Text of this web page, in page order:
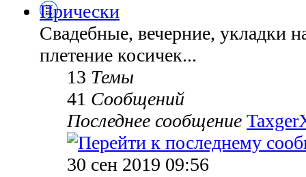
Прически
Свадебные, вечерние, укладки
плетение косичек...
13 Темы
41 Сообщений
Последнее сообщение
30 сен 2019 09:56